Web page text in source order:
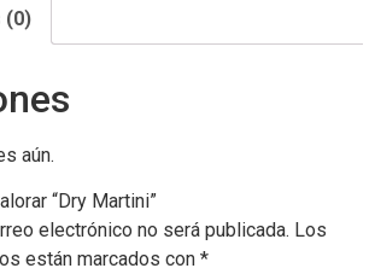
(0)
aún.
“Dry Martini”
electrónico no será publicada. Los
están marcados con *